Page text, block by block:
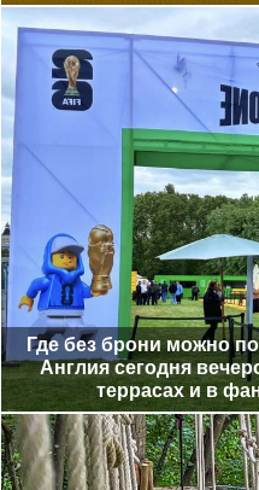
Где без брони можно
Англия сегодня
террасах и в